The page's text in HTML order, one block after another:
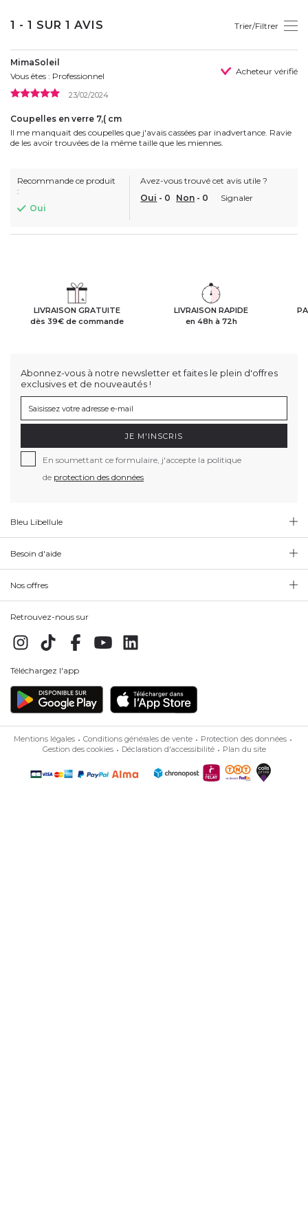
1 - 1 SUR 1 AVIS Trier/Filtrer
MimaSoleil
Vous êtes : Professionnel
Acheteur vérifié
23/02/2024
Coupelles en verre 7,( cm
Il me manquait des coupelles que j'avais cassées par inadvertance. Ravie
de les avoir trouvées de la même taille que les miennes.
Recommande ce produit
:
Oui
Avez-vous trouvé cet avis utile ?
Oui - 0 Non - 0 Signaler
LIVRAISON GRATUITE
dès 39€ de commande
LIVRAISON RAPIDE
en 48h à 72h
Abonnez-vous à notre newsletter et faites le plein d'offres
exclusives et de nouveautés !
JE M'INSCRIS
En soumettant ce formulaire, j'accepte la politique
de protection des données
Bleu Libellule
Besoin d'aide
Nos offres
Retrouvez-nous sur
Téléchargez l'app
Mentions légales Conditions générales de vente
Protection des données
Gestion des cookies
Déclaration d'accessibilité Plan du site